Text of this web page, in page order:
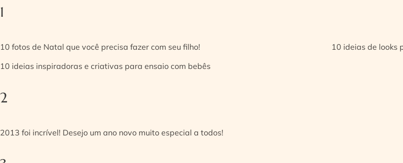
1
10 fotos de Natal que você precisa fazer com seu filho!
10 ideias de looks
10 ideias inspiradoras e criativas para ensaio com bebês
2
2013 foi incrível! Desejo um ano novo muito especial a todos!